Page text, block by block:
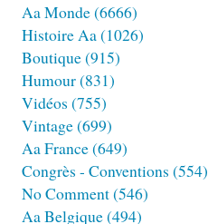
Aa Monde(6666)
Histoire Aa(1026)
Boutique(915)
Humour(831)
Vidéos (755)
Vintage(699)
Aa France(649)
Congrès - Conventions (554)
No Comment(546)
Aa Belgique(494)